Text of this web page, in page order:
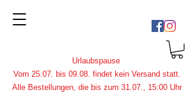
Urlaubspause
Vom 25.07. bis 09.08. findet kein Versand statt.
Alle Bestellungen, die bis zum 31.07., 15:00 Uhr